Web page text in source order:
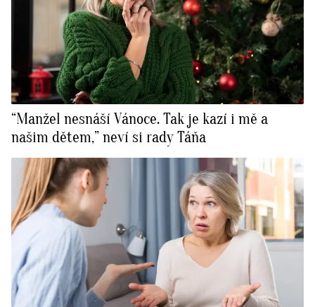
“Manžel nesnáší Vánoce. Tak je kazí i mě a
našim dětem,” neví si rady Táňa